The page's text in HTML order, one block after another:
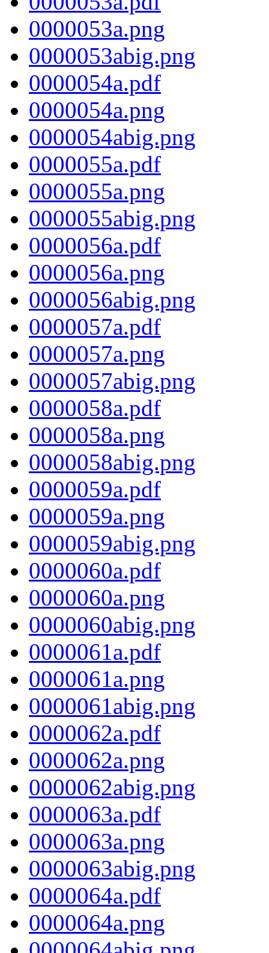
0000053a.png
0000053abig.png
0000054a.pdf
0000054a.png
0000054abig.png
0000055a.pdf
0000055a.png
0000055abig.png
0000056a.pdf
0000056a.png
0000056abig.png
0000057a.pdf
0000057a.png
0000057abig.png
0000058a.pdf
0000058a.png
0000058abig.png
0000059a.pdf
0000059a.png
0000059abig.png
0000060a.pdf
0000060a.png
0000060abig.png
0000061a.pdf
0000061a.png
0000061abig.png
0000062a.pdf
0000062a.png
0000062abig.png
0000063a.pdf
0000063a.png
0000063abig.png
0000064a.pdf
0000064a.png